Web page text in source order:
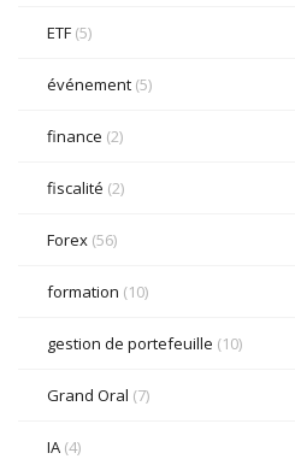
ETF (5)
événement (5)
finance (2)
fiscalité (2)
Forex (56)
formation (10)
gestion de portefeuille (10)
Grand Oral (7)
IA (4)